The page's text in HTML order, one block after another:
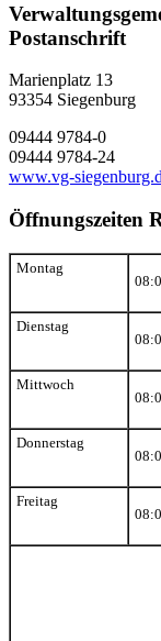
Postanschrift
Marienplatz 13
93354 Siegenburg
09444 9784-0
09444 9784-24
www.vg-
Öffnungszeiten
Montag
Dienstag
Mittwoch
Donnerstag
Freitag